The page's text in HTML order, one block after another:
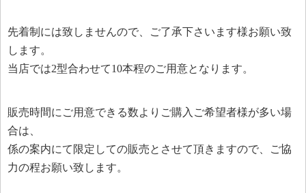
先着制には致しませんので、ご了承下さいます様お願い致
します。
当店では2型合わせて10本程のご用意となります。
販売時間にご用意できる数よりご購入ご希望者様が多い場
合は、
係の案内にて限定しての販売とさせて頂きますので、ご協
力の程お願い致します。